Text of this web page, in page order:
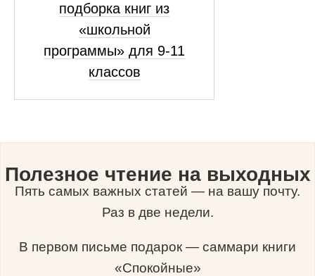
подборка книг из
«школьной
программы» для 9-11
классов
Полезное чтение на выходных
Пять самых важных статей — на вашу почту.
Раз в две недели.
В первом письме подарок — саммари книги
«Спокойные»